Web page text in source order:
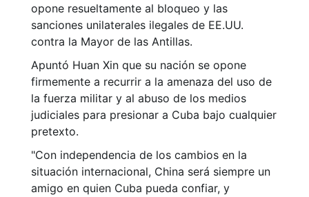
opone resueltamente al bloqueo y las
sanciones unilaterales ilegales de EE.UU.
contra la Mayor de las Antillas.
Apuntó Huan Xin que su nación se opone
firmemente a recurrir a la amenaza del uso de
la fuerza militar y al abuso de los medios
judiciales para presionar a Cuba bajo cualquier
pretexto.
"Con independencia de los cambios en la
situación internacional, China será siempre un
amigo en quien Cuba pueda confiar, y